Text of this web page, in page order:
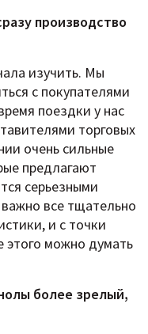
производство
изучить. Мы
с покупателями
поездки у нас
торговых
очень сильные
предлагают
серьезными
все тщательно
и с точки
этого можно думать
более зрелый,